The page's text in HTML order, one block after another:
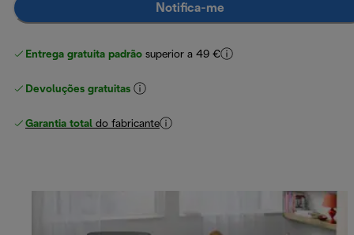
Notifica-me
Entrega gratuita padrão superior a 49 €
Devoluções gratuitas
Garantia total do fabricante